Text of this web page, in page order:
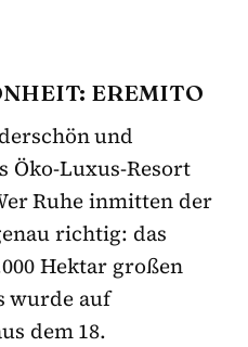
EREMITO
und
Öko-Luxus-Resort
Ruhe inmitten der
richtig: das
Hektar großen
wurde auf
dem 18.